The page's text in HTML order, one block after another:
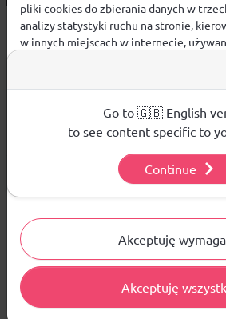
Sprzedaż
Platforma B2B zapewnia profesjonalną
najlepsze ceny dla
Obsługa
Marka KITMAN - OBSŁUGA KLUBÓW
sportowych. Zapewnia profesjonalne
pliki cookies do zbierania danych w
analizy statystyki ruchu na stronie,
w innych miejscach w internecie,
używanych plików cookies.
Aby dowiedzieć się więcej o plikach
wykorzystujemy Twoje dane, odwiedź
Akceptuję
Akceptuję
Go to 🇬🇧 English
to see content specific to
Continue